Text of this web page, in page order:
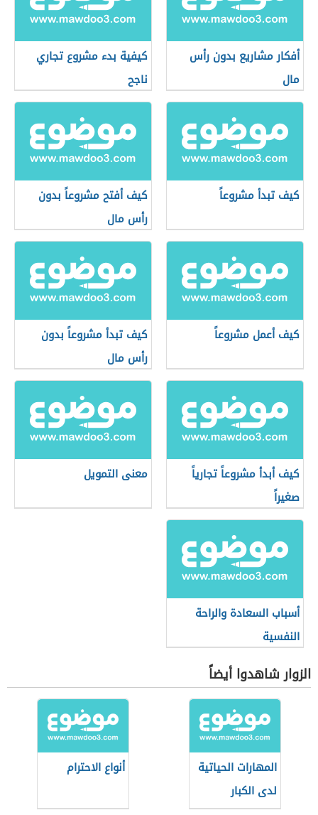
أفكار مشاريع بدون رأس
مال
كيفية بدء مشروع تجاري
ناجح
كيف تبدأ مشروعاً
كيف أفتح مشروعاً بدون
رأس مال
كيف أعمل مشروعاً
كيف تبدأ مشروعاً بدون
رأس مال
كيف أبدأ مشروعاً تجارياً
صغيراً
معنى التمويل
أسباب السعادة والراحة
النفسية
الزوار شاهدوا أيضاً
المهارات الحياتية
لدى الكبار
أنواع الاحترام